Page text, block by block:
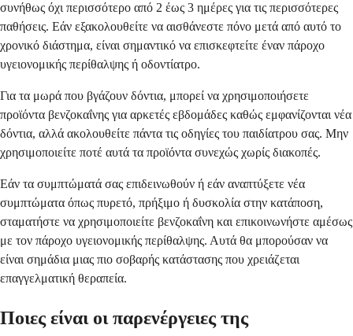
συνήθως όχι περισσότερο από 2 έως 3 ημέρες για τις περισσότερες
παθήσεις. Εάν εξακολουθείτε να αισθάνεστε πόνο μετά από αυτό το
χρονικό διάστημα, είναι σημαντικό να επισκεφτείτε έναν πάροχο
υγειονομικής περίθαλψης ή οδοντίατρο.
Για τα μωρά που βγάζουν δόντια, μπορεί να χρησιμοποιήσετε
προϊόντα βενζοκαΐνης για αρκετές εβδομάδες καθώς εμφανίζονται νέα
δόντια, αλλά ακολουθείτε πάντα τις οδηγίες του παιδίατρου σας. Μην
χρησιμοποιείτε ποτέ αυτά τα προϊόντα συνεχώς χωρίς διακοπές.
Εάν τα συμπτώματά σας επιδεινωθούν ή εάν αναπτύξετε νέα
συμπτώματα όπως πυρετό, πρήξιμο ή δυσκολία στην κατάποση,
σταματήστε να χρησιμοποιείτε βενζοκαΐνη και επικοινωνήστε αμέσως
με τον πάροχο υγειονομικής περίθαλψης. Αυτά θα μπορούσαν να
είναι σημάδια μιας πιο σοβαρής κατάστασης που χρειάζεται
επαγγελματική θεραπεία.
Ποιες είναι οι παρενέργειες της